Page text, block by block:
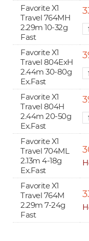
Favorite X1
Travel 764MH
2.29m 10-32g
Fast
Favorite X1
Travel 804ExH
2.44m 30-80g
Ex.Fast
Favorite X1
Travel 804H
2.44m 20-50g
Ex.Fast
Favorite X1
Travel 704ML
2.13m 4-18g
Ex.Fast
Favorite X1
Travel 764M
2.29m 7-24g
Fast